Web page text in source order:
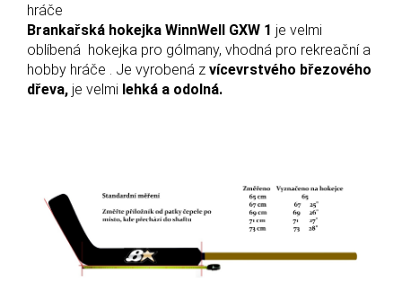
hráče
Brankařská hokejka WinnWell GXW 1 je velmi
oblíbená hokejka pro gólmany, vhodná pro rekreační a
hobby hráče . Je vyrobená z vícevrstvého březového
dřeva, je velmi lehká a odolná.